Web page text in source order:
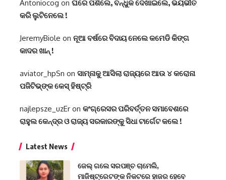
Antoniocog on ଘରେ ପଶିଲେ, ବନ୍ଧୁକ ଦେଖାଇଲେ, ଭୟଭୀତ
କରି ଲୁଟିନେଲେ !
JeremyBiole on ନୂଆ ବର୍ଷରେ ବିଦାୟ ନେଲେ କମେଡି କିଙ୍ଗ
କାଦର ଖାନ୍ !
aviator_hpSn on ସାମ୍ନାକୁ ଆସିଲା ରାଜ୍ୟରେ ଆଉ ୪ କରୋନା
ପଜିଟିଭ୍‌ଙ୍କ କେସ୍‌ ହିଷ୍ଟ୍ରି
najlepsze_uzEr on କଂଗ୍ରେସର ପରିବର୍ତ୍ତନ ସମାବେଶରେ
ରାହୁଲ କେନ୍ଦ୍ର ଓ ରାଜ୍ୟ ସରକାରଙ୍କୁ ସିଧା ଟାର୍ଗେଟ କଲେ !
Latest News
ଜେଲ୍ ଗଲେ ସରପଞ୍ଚ ଚାମେଲି,
ମାଜିଷ୍ଟ୍ରେଟଙ୍କ ନିକଟରେ ହାଜର ହେବେ